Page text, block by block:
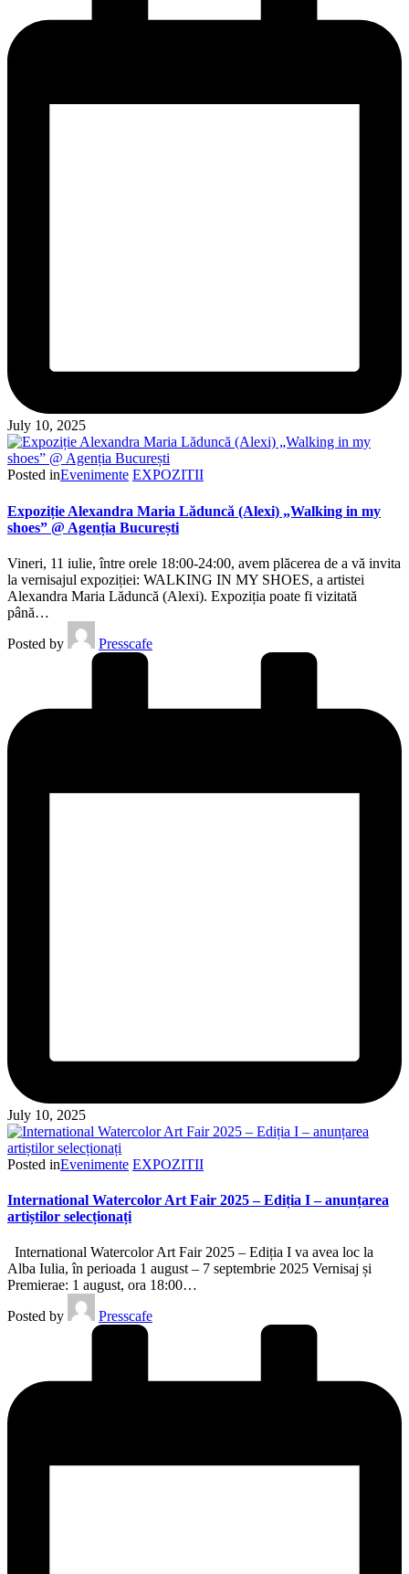
July 10, 2025
Posted inEvenimente EXPOZITII
Expoziție Alexandra Maria Lăduncă (Alexi) „Walking in my
shoes” @ Agenția București
Vineri, 11 iulie, între orele 18:00-24:00, avem plăcerea de a vă invita
la vernisajul expoziției: WALKING IN MY SHOES, a artistei
Alexandra Maria Lăduncă (Alexi). Expoziția poate fi vizitată
până…
Posted by
Presscafe
July 10, 2025
Posted inEvenimente EXPOZITII
International Watercolor Art Fair 2025 – Ediția I – anunțarea
artiștilor selecționați
International Watercolor Art Fair 2025 – Ediția I va avea loc la
Alba Iulia, în perioada 1 august – 7 septembrie 2025 Vernisaj și
Premierae: 1 august, ora 18:00…
Posted by
Presscafe